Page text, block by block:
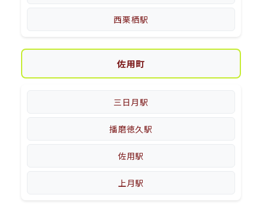
西栗栖駅
佐用町
三日月駅
播磨徳久駅
佐用駅
上月駅